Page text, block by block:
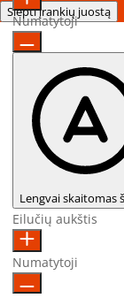
Slėpti įrankių juostą
Numatytoji
Lengvai skaitomas
Eilučių aukštis
Numatytoji